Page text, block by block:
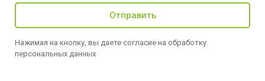
Отправить
Нажимая на кнопку, вы даете согласие на обработку
персональных данных